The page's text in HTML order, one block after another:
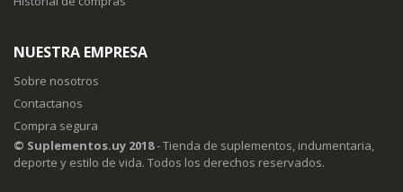
NUESTRA EMPRESA
Sobre nosotros
Contactanos
Compra segura
© Suplementos.uy 2018- Tienda de suplementos, indumentaria,
deporte y estilo de vida. Todos los derechos reservados.